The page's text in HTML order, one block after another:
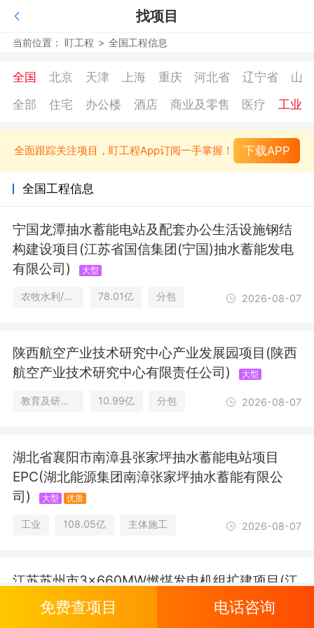
找项目
当前位置： 盯工程 > 全国工程信息
全国 北京 天津 上海 重庆 河北省 辽宁省
山
全部
住宅 办公楼 酒店 商业及零售 医疗 工业
全面跟踪关注项目，盯工程App订阅一手掌握！ 下载APP
全国工程信息
宁国龙潭抽水蓄能电站及配套办公生活设施钢结
构建设项目(江苏省国信集团(宁国)抽水蓄能发电
有限公司)
大型
农牧水利/办公楼/商业及零售/工业 78.01亿 分包 2026-08-07
陕西航空产业技术研究中心产业发展园项目(陕西
航空产业技术研究中心有限责任公司)
大型
教育及研究设施/办公楼/工业/其他公共建筑 10.99亿 分包 2026-08-07
湖北省襄阳市南漳县张家坪抽水蓄能电站项目
EPC(湖北能源集团南漳张家坪抽水蓄能有限公
司)
大型 优质
工业 108.05亿 主体施工 2026-08-07
江苏苏州市3×660MW燃煤发电机组扩建项目(江
苏常熟发电有限公司)
免费查项目 电话咨询